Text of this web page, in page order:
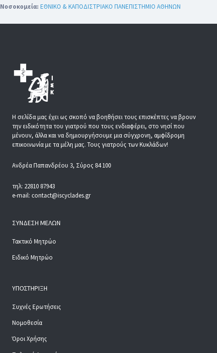
Νοσοκομεία: ΕΘΝΙΚΟ & ΚΑΠΟΔΙΣΤΡΙΑΚΟ ΠΑΝΕΠΙΣΤΗΜΙΟ ΑΘΗΝΩΝ
Η σελίδα μας έχει ως σκοπό να βοηθήσει τους επισκέπτες να βρουν
την ειδικότητα του γιατρού που τους ενδιαφέρει, στο νησί που
μένουν, άλλα και να δημιουργήσουμε μια σύγχρονη, αμφίδρομη
επικοινωνία με τα μέλη μας. Τους γιατρούς των Κυκλάδων!
Ανδρέα Παπανδρέου 3, Σύρος 84 100
τηλ: 22810 87943
e-mail: contact@iscyclades.gr
ΣΎΝΔΕΣΗ ΜΕΛΏΝ
Τακτικό Μητρώο
Ειδικό Μητρώο
ΥΠΟΣΤΉΡΙΞΗ
Συχνές Ερωτήσεις
Νομοθεσία
Όροι Χρήσης